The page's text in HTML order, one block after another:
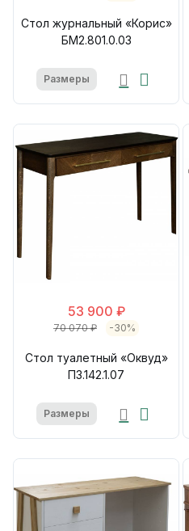
Стол журнальный «Корис»
БМ2.801.0.03
Размеры
53 900 ₽
70 070 ₽ -30%
Стол туалетный «Оквуд»
П3.142.1.07
Размеры